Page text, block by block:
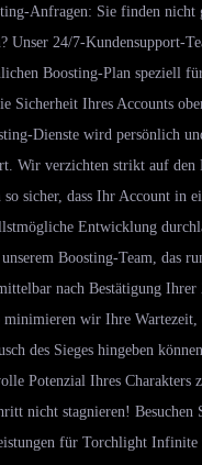
Anfragen: Sie finden nicht
Unser 24/7-Kundensupport-
Boosting-Plan speziell
Sicherheit Ihres Accounts
Dienste wird persönlich
Wir verzichten strikt auf den
sicher, dass Ihr Account in
Entwicklung
Boosting-Team, das
nach Bestätigung
minimieren wir Ihre Wartezeit,
des Sieges hingeben können.
Potenzial Ihres Charakters
nicht stagnieren! Besuchen
für Torchlight Infinite